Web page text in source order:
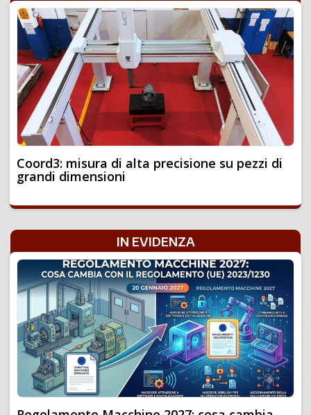
Coord3: misura di alta precisione su pezzi di
grandi dimensioni
IN EVIDENZA